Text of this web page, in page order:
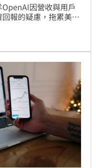
因營收與用戶
報的疑慮，拖累美股
驅動轉為長期結構性
依然強韌。建議投資
組件，以長期配置應
長紅利。